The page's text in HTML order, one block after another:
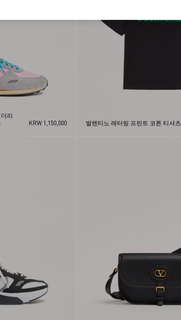
리
KRW 1,150,000 발렌티노 레터링 프린트 코튼 티셔츠